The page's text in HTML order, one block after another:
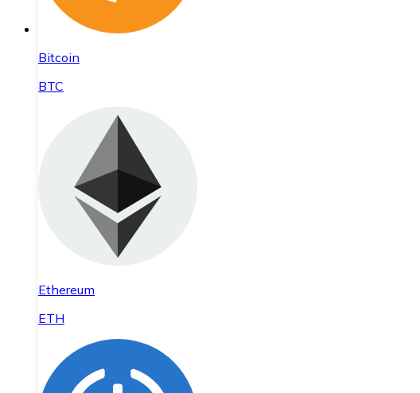
Bitcoin
BTC
Ethereum
ETH